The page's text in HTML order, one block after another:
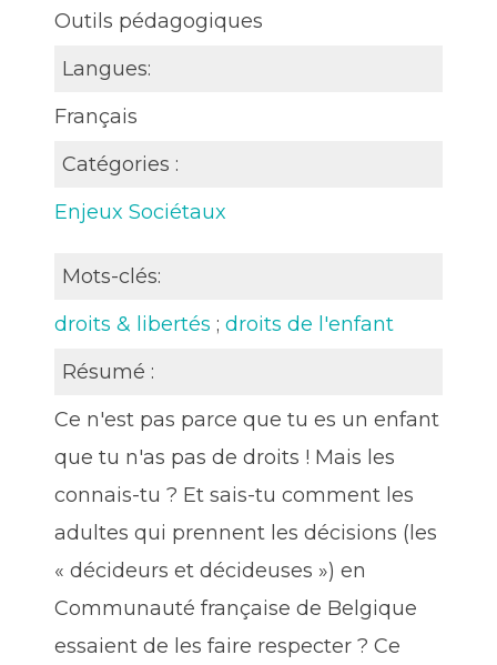
Outils pédagogiques
Langues:
Français
Catégories :
Enjeux Sociétaux
Mots-clés:
droits & libertés ; droits de l'enfant
Résumé :
Ce n'est pas parce que tu es un enfant
que tu n'as pas de droits ! Mais les
connais-tu ? Et sais-tu comment les
adultes qui prennent les décisions (les
« décideurs et décideuses ») en
Communauté française de Belgique
essaient de les faire respecter ? Ce